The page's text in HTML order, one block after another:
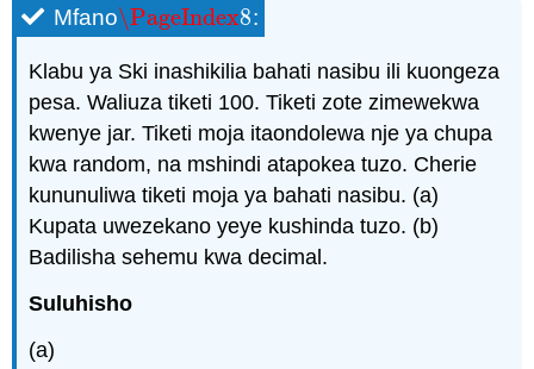
Mfano\PageIndex8
\PageIndex8:
Klabu ya Ski inashikilia bahati nasibu ili kuongeza
pesa. Waliuza tiketi 100. Tiketi zote zimewekwa
kwenye jar. Tiketi moja itaondolewa nje ya chupa
kwa random, na mshindi atapokea tuzo. Cherie
kununuliwa tiketi moja ya bahati nasibu. (a)
Kupata uwezekano yeye kushinda tuzo. (b)
Badilisha sehemu kwa decimal.
Suluhisho
(a)